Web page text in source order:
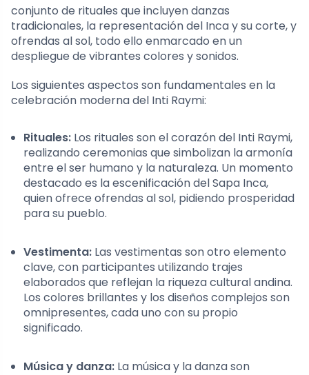
conjunto de rituales que incluyen danzas
tradicionales, la representación del Inca y su corte, y
ofrendas al sol, todo ello enmarcado en un
despliegue de vibrantes colores y sonidos.
Los siguientes aspectos son fundamentales en la
celebración moderna del Inti Raymi:
Rituales: Los rituales son el corazón del Inti Raymi,
realizando ceremonias que simbolizan la armonía
entre el ser humano y la naturaleza. Un momento
destacado es la escenificación del Sapa Inca,
quien ofrece ofrendas al sol, pidiendo prosperidad
para su pueblo.
Vestimenta: Las vestimentas son otro elemento
clave, con participantes utilizando trajes
elaborados que reflejan la riqueza cultural andina.
Los colores brillantes y los diseños complejos son
omnipresentes, cada uno con su propio
significado.
Música y danza: La música y la danza son